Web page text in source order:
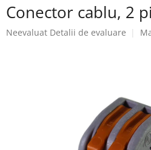
Conector cablu, 2
Evaluarea
Neevaluat Detalii de evaluare